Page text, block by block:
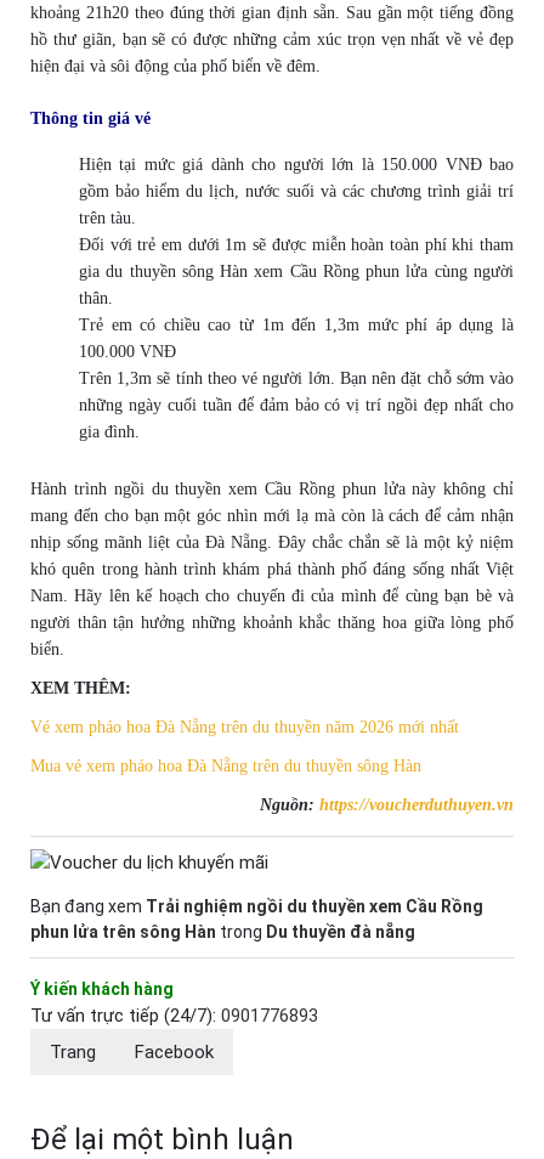
khoảng 21h20 theo đúng thời gian định sẵn. Sau gần một tiếng đồng
hồ thư giãn, bạn sẽ có được những cảm xúc trọn vẹn nhất về vẻ đẹp
hiện đại và sôi động của phố biển về đêm.
Thông tin giá vé
Hiện tại mức giá dành cho người lớn là 150.000 VNĐ bao
gồm bảo hiểm du lịch, nước suối và các chương trình giải trí
trên tàu.
Đối với trẻ em dưới 1m sẽ được miễn hoàn toàn phí khi tham
gia du thuyền sông Hàn xem Cầu Rồng phun lửa cùng người
thân.
Trẻ em có chiều cao từ 1m đến 1,3m mức phí áp dụng là
100.000 VNĐ
Trên 1,3m sẽ tính theo vé người lớn. Bạn nên đặt chỗ sớm vào
những ngày cuối tuần để đảm bảo có vị trí ngồi đẹp nhất cho
gia đình.
Hành trình ngồi du thuyền xem Cầu Rồng phun lửa này không chỉ
mang đến cho bạn một góc nhìn mới lạ mà còn là cách để cảm nhận
nhịp sống mãnh liệt của Đà Nẵng. Đây chắc chắn sẽ là một kỷ niệm
khó quên trong hành trình khám phá thành phố đáng sống nhất Việt
Nam. Hãy lên kế hoạch cho chuyến đi của mình để cùng bạn bè và
người thân tận hưởng những khoảnh khắc thăng hoa giữa lòng phố
biển.
XEM THÊM:
Vé xem pháo hoa Đà Nẵng trên du thuyền năm 2026 mới nhất
Mua vé xem pháo hoa Đà Nẵng trên du thuyền sông Hàn
Nguồn: https://voucherduthuyen.vn
Bạn đang xem Trải nghiệm ngồi du thuyền xem Cầu Rồng
phun lửa trên sông Hàn trong Du thuyền đà nẵng
Ý kiến khách hàng
Tư vấn trực tiếp (24/7): 0901776893
Trang
Facebook
Để lại một bình luận